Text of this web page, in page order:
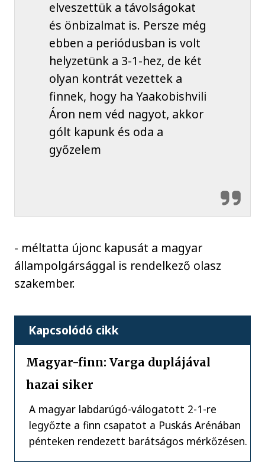
elveszettük a távolságokat
és önbizalmat is. Persze még
ebben a periódusban is volt
helyzetünk a 3-1-hez, de két
olyan kontrát vezettek a
finnek, hogy ha Yaakobishvili
Áron nem véd nagyot, akkor
gólt kapunk és oda a
győzelem
- méltatta újonc kapusát a magyar
állampolgársággal is rendelkező olasz
szakember.
Kapcsolódó cikk
Magyar-finn: Varga duplájával
hazai siker
A magyar labdarúgó-válogatott 2-1-re
legyőzte a finn csapatot a Puskás Arénában
pénteken rendezett barátságos mérkőzésen.